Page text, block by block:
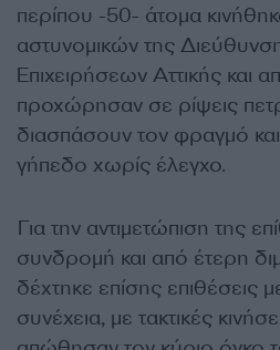
περίπου -50- άτομα
αστυνομικών της
Επιχειρήσεων Αττικής και
προχώρησαν σε ρίψεις
διασπάσουν τον φραγμό
γήπεδο χωρίς έλεγχο.
Για την αντιμετώπιση της
συνδρομή και από έτερη
δέχτηκε επίσης επιθέσεις
συνέχεια, με τακτικές